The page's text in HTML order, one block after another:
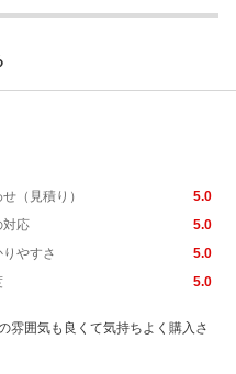
（見積り）
5.0
対応
5.0
やすさ
5.0
5.0
雰囲気も良くて気持ちよく購入さ